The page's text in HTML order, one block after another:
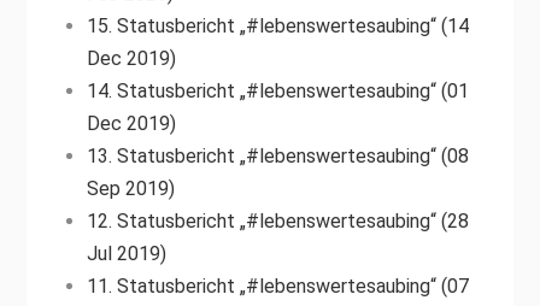
15. Statusbericht „#lebenswertesaubing“ (14
Dec 2019)
14. Statusbericht „#lebenswertesaubing“ (01
Dec 2019)
13. Statusbericht „#lebenswertesaubing“ (08
Sep 2019)
12. Statusbericht „#lebenswertesaubing“ (28
Jul 2019)
11. Statusbericht „#lebenswertesaubing“ (07